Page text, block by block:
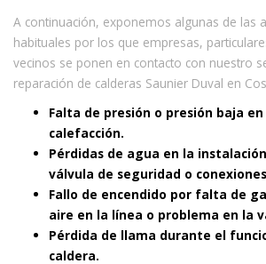
A continuación, exponemos algunas de las
habituales por los que empresas,
vecinos se ponen en contacto con nuestro
reparación de calderas Saunier Duval en
Falta de presión o presión baja
calefacción.
Pérdidas de agua en la
válvula de seguridad o
Fallo de encendido por falta de
aire en la línea o problema en la
Pérdida de llama durante el
caldera.